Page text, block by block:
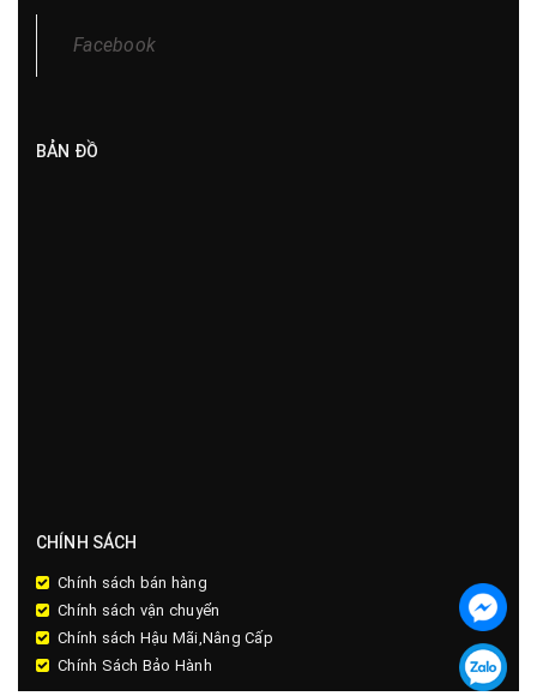
Facebook
BẢN ĐỒ
CHÍNH SÁCH
Chính sách bán hàng
Chính sách vận chuyển
Chính sách Hậu Mãi,Nâng Cấp
Chính Sách Bảo Hành